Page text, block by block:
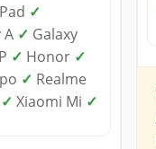
✓
A ✓ Galaxy
✓ Honor ✓
✓ Realme
✓ Xiaomi Mi ✓